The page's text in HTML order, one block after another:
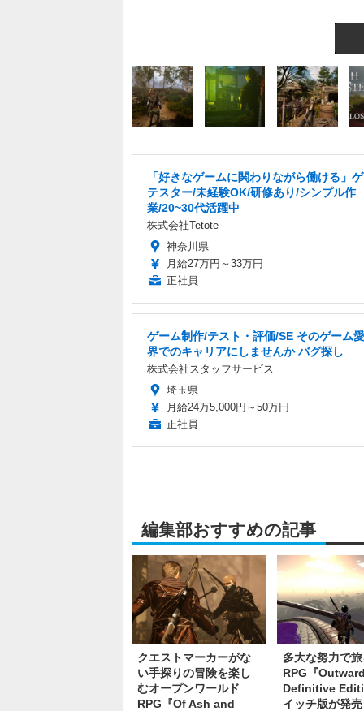
「好きなゲームに関わりながら働ける」
テスター/未経験OK/研修あり/シンプル作
業/20~30代活躍中
株式会社Tetote
神奈川県
月給27万円～33万円
正社員
ゲーム制作/テスト・評価/SE そのゲーム
界でのキャリアにしませんか バグ探し
株式会社スタッフサービス
埼玉県
月給24万5,000円～50万円
正社員
編集部おすすめの記事
クエストマーカーがな
い手探りの冒険を楽し
むオープンワールド
RPG『Of Ash and
多大な努力で
RPG『
Definitive
イッチ版が発